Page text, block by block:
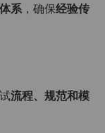
系，确保经验传
流程、规范和模